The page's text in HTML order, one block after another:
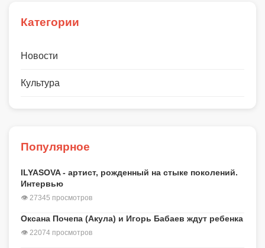
Категории
Новости
Культура
Популярное
ILYASOVA - артист, рожденный на стыке поколений.
Интервью
👁 27345 просмотров
Оксана Почепа (Акула) и Игорь Бабаев ждут ребенка
👁 22074 просмотров